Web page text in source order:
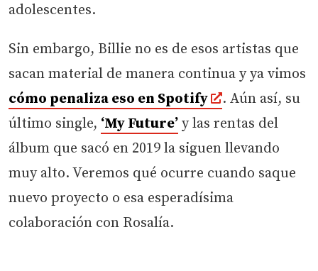
adolescentes.
Sin embargo, Billie no es de esos artistas que
sacan material de manera continua y ya vimos
cómo penaliza eso en Spotify
. Aún así, su
último single, ‘My Future’ y las rentas del
álbum que sacó en 2019 la siguen llevando
muy alto. Veremos qué ocurre cuando saque
nuevo proyecto o esa esperadísima
colaboración con Rosalía.